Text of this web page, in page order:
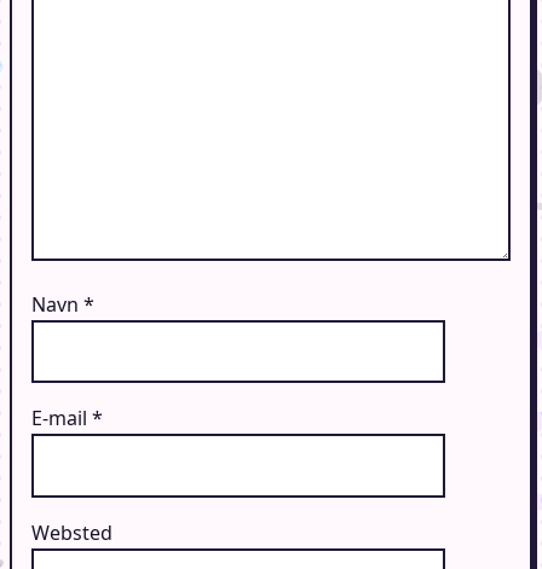
Navn *
E-mail *
Websted